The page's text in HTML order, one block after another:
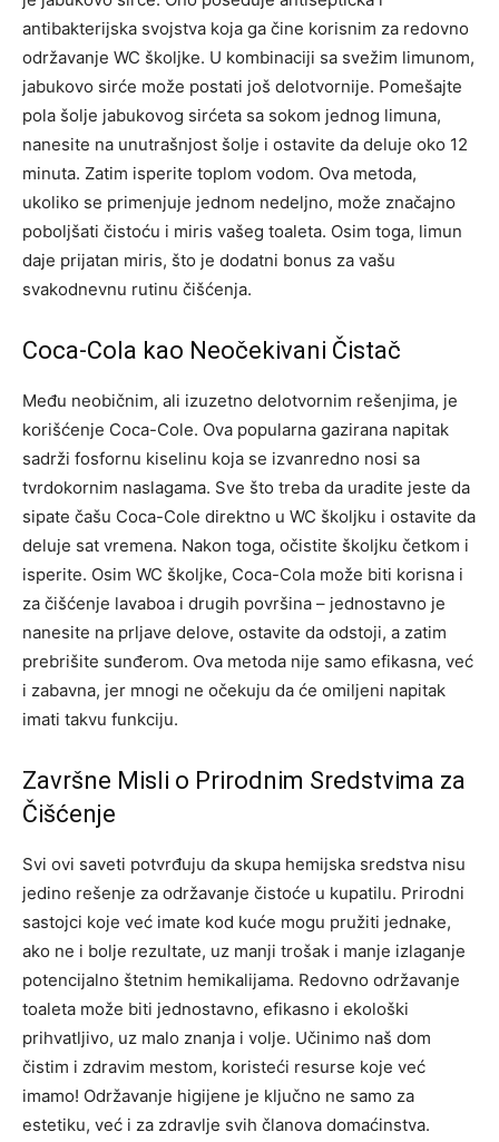
antibakterijska svojstva koja ga čine korisnim za redovno
održavanje WC školjke. U kombinaciji sa svežim limunom,
jabukovo sirće može postati još delotvornije. Pomešajte
pola šolje jabukovog sirćeta sa sokom jednog limuna,
nanesite na unutrašnjost šolje i ostavite da deluje oko 12
minuta. Zatim isperite toplom vodom. Ova metoda,
ukoliko se primenjuje jednom nedeljno, može značajno
poboljšati čistoću i miris vašeg toaleta. Osim toga, limun
daje prijatan miris, što je dodatni bonus za vašu
svakodnevnu rutinu čišćenja.
Coca-Cola kao Neočekivani Čistač
Među neobičnim, ali izuzetno delotvornim rešenjima, je
korišćenje Coca-Cole. Ova popularna gazirana napitak
sadrži fosfornu kiselinu koja se izvanredno nosi sa
tvrdokornim naslagama. Sve što treba da uradite jeste da
sipate čašu Coca-Cole direktno u WC školjku i ostavite da
deluje sat vremena. Nakon toga, očistite školjku četkom i
isperite. Osim WC školjke, Coca-Cola može biti korisna i
za čišćenje lavaboa i drugih površina – jednostavno je
nanesite na prljave delove, ostavite da odstoji, a zatim
prebrišite sunđerom. Ova metoda nije samo efikasna, već
i zabavna, jer mnogi ne očekuju da će omiljeni napitak
imati takvu funkciju.
Završne Misli o Prirodnim Sredstvima za
Čišćenje
Svi ovi saveti potvrđuju da skupa hemijska sredstva nisu
jedino rešenje za održavanje čistoće u kupatilu. Prirodni
sastojci koje već imate kod kuće mogu pružiti jednake,
ako ne i bolje rezultate, uz manji trošak i manje izlaganje
potencijalno štetnim hemikalijama. Redovno održavanje
toaleta može biti jednostavno, efikasno i ekološki
prihvatljivo, uz malo znanja i volje. Učinimo naš dom
čistim i zdravim mestom, koristeći resurse koje već
imamo! Održavanje higijene je ključno ne samo za
estetiku, već i za zdravlje svih članova domaćinstva.